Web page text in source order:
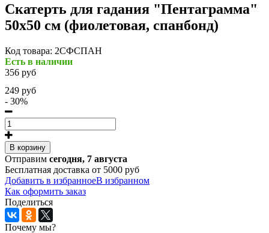
Скатерть для гадания "Пентаграмма"
50х50 см (фиолетовая, спанбонд)
Код товара: 2СФСПАН
Есть в наличии
356 руб
249 руб
- 30%
В корзину
Отправим сегодня, 7 августа
Бесплатная доставка от 5000 руб
Добавить в избранноеВ избранном
Как оформить заказ
Поделиться
Почему мы?